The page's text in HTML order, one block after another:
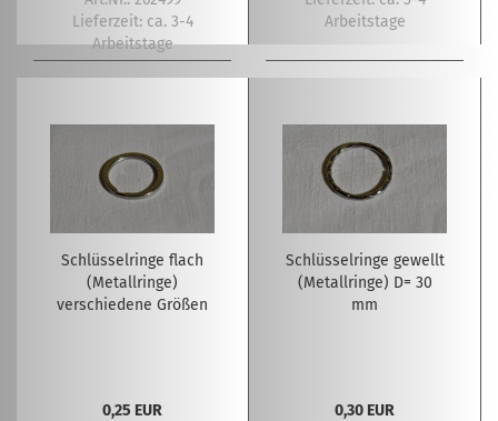
Lieferzeit: ca. 3-4
Arbeitstage
Arbeitstage
Schlüsselringe flach
(Metallringe)
verschiedene Größen
0,25 EUR
Schlüsselringe gewellt
(Metallringe) D= 30
mm
0,30 EUR